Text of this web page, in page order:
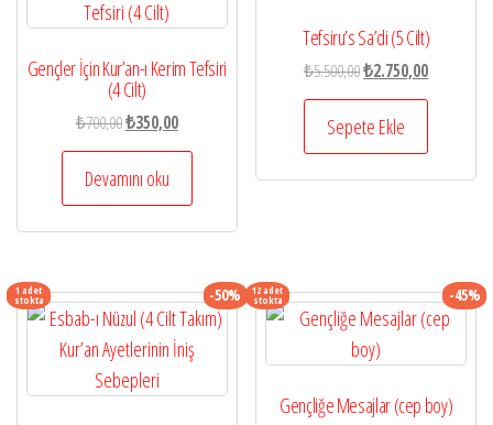
Gençler İçin Kur’an-ı Kerim Tefsiri
(4 Cilt)
₺700,00Orijinal
fiyat:
₺700,00.
₺350,00Şu
andaki
₺350,00.
Devamını oku
Tefsiru’s Sa’di (5 Cilt)
₺5.500,00Orijinal
fiyat:
₺5.500,00.
₺2.750,00Şu
andaki
₺2.750,00.
Sepete Ekle
1 adet
stokta -50% 12 adet
stokta -45%
Gençliğe Mesajlar (cep boy)